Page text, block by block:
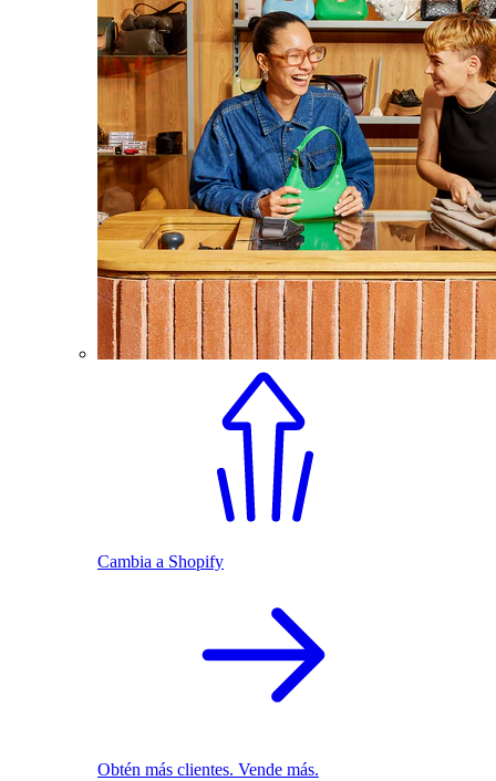
Cambia a Shopify
Obtén más clientes. Vende más.